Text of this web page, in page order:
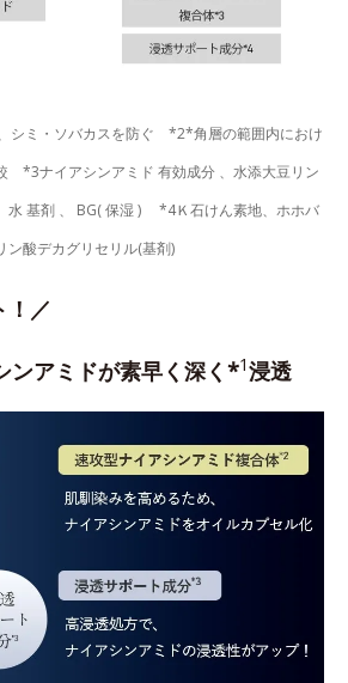
シミ・ソバカスを防ぐ *2*角層の範囲内におけ
*3ナイアシンアミド 有効成分 、水添大豆リン
水 基剤 、 BG( 保湿 ) *4Ｋ石けん素地、ホホバ
ン酸デカグリセリル(基剤)
！／
ンアミドが素早く深く*1浸透